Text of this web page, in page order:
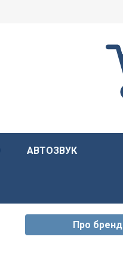
АВТОЗВУК
Про бренд